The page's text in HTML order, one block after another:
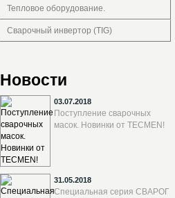
Тепловое оборудование.
Сварочный инвертор (TIG)
Новости
03.07.2018
Поступление сварочных
масок. Новинки от TECMEN!
31.05.2018
Специальная серия СВАРОГ